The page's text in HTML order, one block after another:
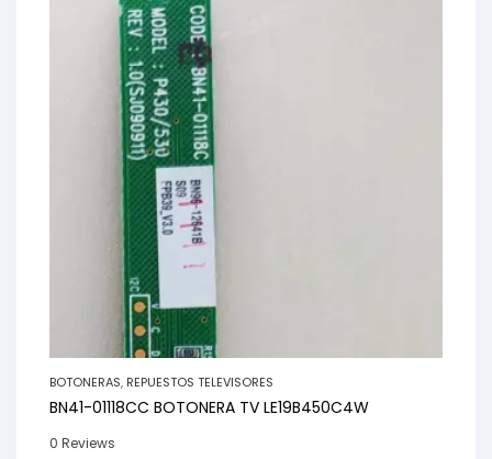
BOTONERAS, REPUESTOS TELEVISORES
BN41-01118CC BOTONERA TV LE19B450C4W
0 Reviews